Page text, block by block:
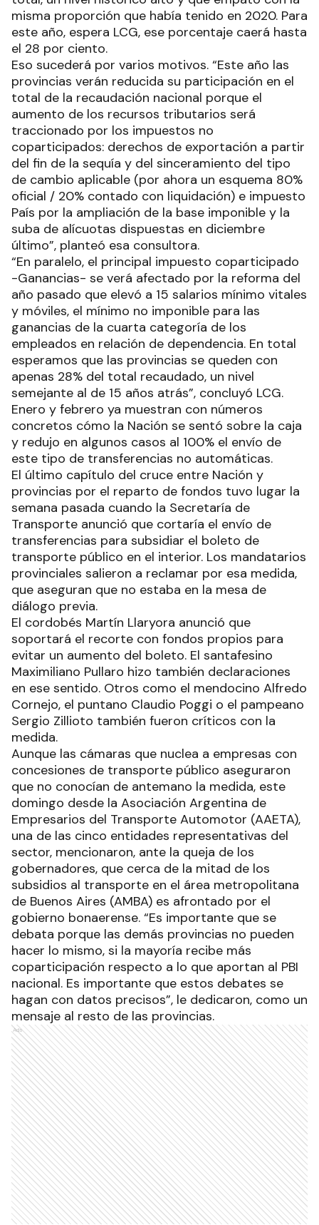
misma proporción que había tenido en 2020. Para
este año, espera LCG, ese porcentaje caerá hasta
el 28 por ciento.
Eso sucederá por varios motivos. “Este año las
provincias verán reducida su participación en el
total de la recaudación nacional porque el
aumento de los recursos tributarios será
traccionado por los impuestos no
coparticipados: derechos de exportación a partir
del fin de la sequía y del sinceramiento del tipo
de cambio aplicable (por ahora un esquema 80%
oficial / 20% contado con liquidación) e impuesto
País por la ampliación de la base imponible y la
suba de alícuotas dispuestas en diciembre
último”, planteó esa consultora.
“En paralelo, el principal impuesto coparticipado
-Ganancias- se verá afectado por la reforma del
año pasado que elevó a 15 salarios mínimo vitales
y móviles, el mínimo no imponible para las
ganancias de la cuarta categoría de los
empleados en relación de dependencia. En total
esperamos que las provincias se queden con
apenas 28% del total recaudado, un nivel
semejante al de 15 años atrás”, concluyó LCG.
Enero y febrero ya muestran con números
concretos cómo la Nación se sentó sobre la caja
y redujo en algunos casos al 100% el envío de
este tipo de transferencias no automáticas.
El último capítulo del cruce entre Nación y
provincias por el reparto de fondos tuvo lugar la
semana pasada cuando la Secretaría de
Transporte anunció que cortaría el envío de
transferencias para subsidiar el boleto de
transporte público en el interior. Los mandatarios
provinciales salieron a reclamar por esa medida,
que aseguran que no estaba en la mesa de
diálogo previa.
El cordobés Martín Llaryora anunció que
soportará el recorte con fondos propios para
evitar un aumento del boleto. El santafesino
Maximiliano Pullaro hizo también declaraciones
en ese sentido. Otros como el mendocino Alfredo
Cornejo, el puntano Claudio Poggi o el pampeano
Sergio Zillioto también fueron críticos con la
medida.
Aunque las cámaras que nuclea a empresas con
concesiones de transporte público aseguraron
que no conocían de antemano la medida, este
domingo desde la Asociación Argentina de
Empresarios del Transporte Automotor (AAETA),
una de las cinco entidades representativas del
sector, mencionaron, ante la queja de los
gobernadores, que cerca de la mitad de los
subsidios al transporte en el área metropolitana
de Buenos Aires (AMBA) es afrontado por el
gobierno bonaerense. “Es importante que se
debata porque las demás provincias no pueden
hacer lo mismo, si la mayoría recibe más
coparticipación respecto a lo que aportan al PBI
nacional. Es importante que estos debates se
hagan con datos precisos”, le dedicaron, como un
mensaje al resto de las provincias.
Ads